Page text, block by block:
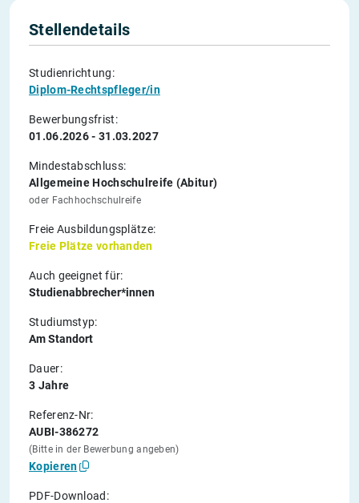
Stellendetails
Studienrichtung:
Diplom-Rechtspfleger/in
Bewerbungsfrist:
01.06.2026 - 31.03.2027
Mindestabschluss:
Allgemeine Hochschulreife (Abitur)
oder Fachhochschulreife
Freie Ausbildungsplätze:
Freie Plätze vorhanden
Auch geeignet für:
Studienabbrecher*innen
Studiumstyp:
Am Standort
Dauer:
3 Jahre
Referenz-Nr:
AUBI-386272
(Bitte in der Bewerbung angeben)
Kopieren
PDF-Download: